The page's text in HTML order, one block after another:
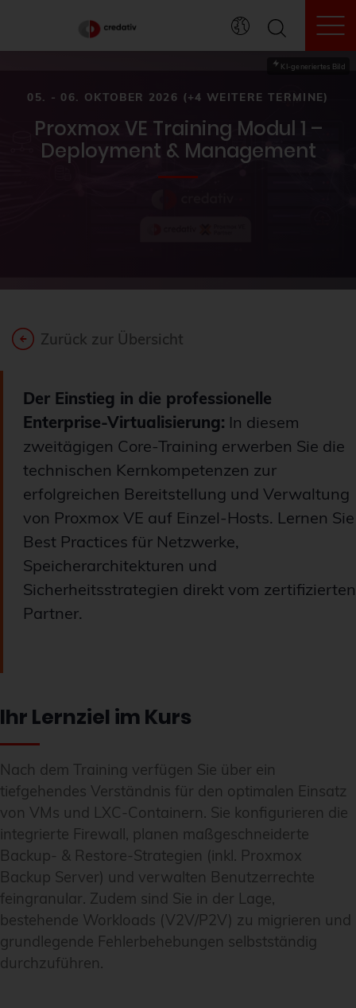
KI-generiertes Bild
05. - 06. OKTOBER 2026 (+4 WEITERE TERMINE)
Proxmox VE Training Modul 1 –
Deployment & Management
Zurück zur Übersicht
Der Einstieg in die professionelle
Enterprise-Virtualisierung: In diesem
zweitägigen Core-Training erwerben Sie die
technischen Kernkompetenzen zur
erfolgreichen Bereitstellung und Verwaltung
von Proxmox VE auf Einzel-Hosts. Lernen Sie
Best Practices für Netzwerke,
Speicherarchitekturen und
Sicherheitsstrategien direkt vom zertifizierten
Partner.
Ihr Lernziel im Kurs
Nach dem Training verfügen Sie über ein
tiefgehendes Verständnis für den optimalen Einsatz
von VMs und LXC-Containern. Sie konfigurieren die
integrierte Firewall, planen maßgeschneiderte
Backup- & Restore-Strategien (inkl. Proxmox
Backup Server) und verwalten Benutzerrechte
feingranular. Zudem sind Sie in der Lage,
bestehende Workloads (V2V/P2V) zu migrieren und
grundlegende Fehlerbehebungen selbstständig
durchzuführen.